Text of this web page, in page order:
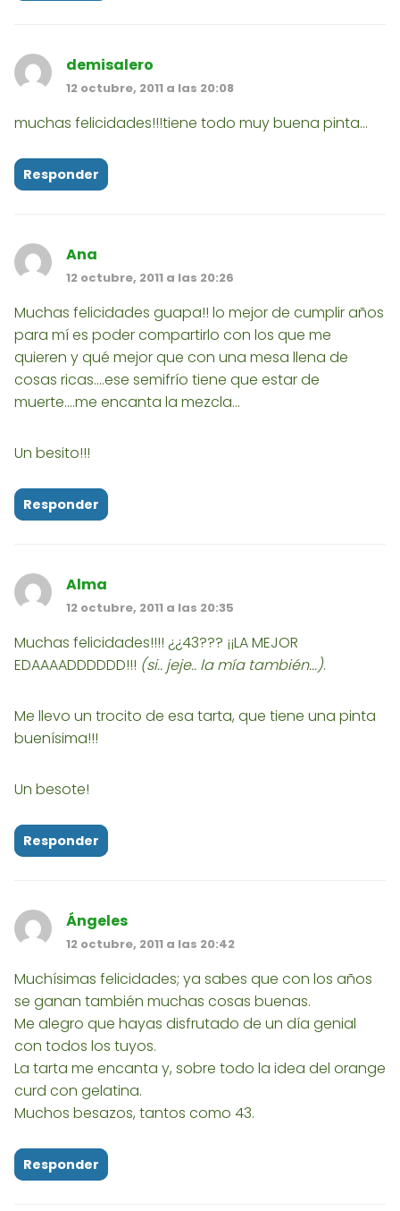
demisalero
12 octubre, 2011 a las 20:08
muchas felicidades!!!tiene todo muy buena pinta...
Responder
Ana
12 octubre, 2011 a las 20:26
Muchas felicidades guapa!! lo mejor de cumplir años
para mí es poder compartirlo con los que me
quieren y qué mejor que con una mesa llena de
cosas ricas....ese semifrío tiene que estar de
muerte....me encanta la mezcla...
Un besito!!!
Responder
Alma
12 octubre, 2011 a las 20:35
Muchas felicidades!!!! ¿¿43??? ¡¡LA MEJOR
EDAAAADDDDDD!!! (si.. jeje.. la mía también...).
Me llevo un trocito de esa tarta, que tiene una pinta
buenísima!!!
Un besote!
Responder
Ángeles
12 octubre, 2011 a las 20:42
Muchísimas felicidades; ya sabes que con los años
se ganan también muchas cosas buenas.
Me alegro que hayas disfrutado de un día genial
con todos los tuyos.
La tarta me encanta y, sobre todo la idea del orange
curd con gelatina.
Muchos besazos, tantos como 43.
Responder